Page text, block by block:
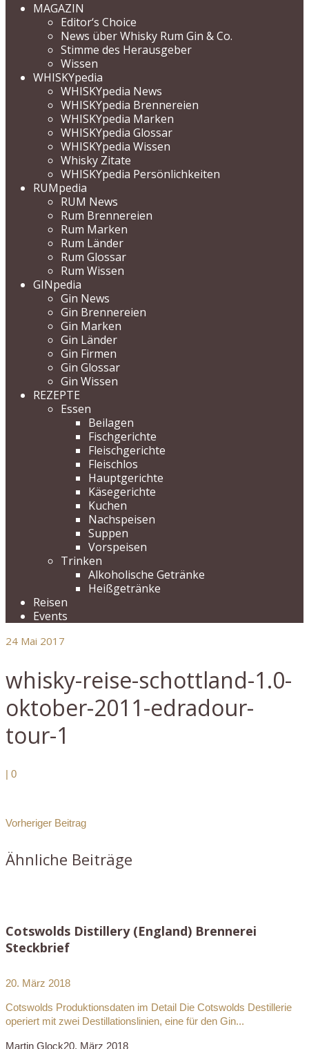
MAGAZIN
Editor‘s Choice
News über Whisky Rum Gin & Co.
Stimme des Herausgeber
Wissen
WHISKYpedia
WHISKYpedia News
WHISKYpedia Brennereien
WHISKYpedia Marken
WHISKYpedia Glossar
WHISKYpedia Wissen
Whisky Zitate
WHISKYpedia Persönlichkeiten
RUMpedia
RUM News
Rum Brennereien
Rum Marken
Rum Länder
Rum Glossar
Rum Wissen
GINpedia
Gin News
Gin Brennereien
Gin Marken
Gin Länder
Gin Firmen
Gin Glossar
Gin Wissen
REZEPTE
Essen
Beilagen
Fischgerichte
Fleischgerichte
Fleischlos
Hauptgerichte
Käsegerichte
Kuchen
Nachspeisen
Suppen
Vorspeisen
Trinken
Alkoholische Getränke
Heißgetränke
Reisen
Events
24 Mai 2017
whisky-reise-schottland-1.0-
oktober-2011-edradour-
tour-1
| 0
Vorheriger Beitrag
Ähnliche Beiträge
Cotswolds Distillery (England) Brennerei
Steckbrief
20. März 2018
Cotswolds Produktionsdaten im Detail Die Cotswolds Destillerie
operiert mit zwei Destillationslinien, eine für den Gin...
Martin Glock20. März 2018